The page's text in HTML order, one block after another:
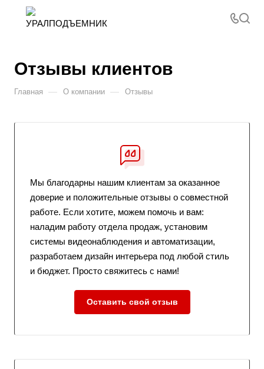
Отзывы клиентов
Главная — О компании — Отзывы
Мы благодарны нашим клиентам за оказанное
доверие и положительные отзывы о совместной
работе. Если хотите, можем помочь и вам:
наладим работу отдела продаж, установим
системы видеонаблюдения и автоматизации,
разработаем дизайн интерьера под любой стиль
и бюджет. Просто свяжитесь с нами!
Оставить свой отзыв